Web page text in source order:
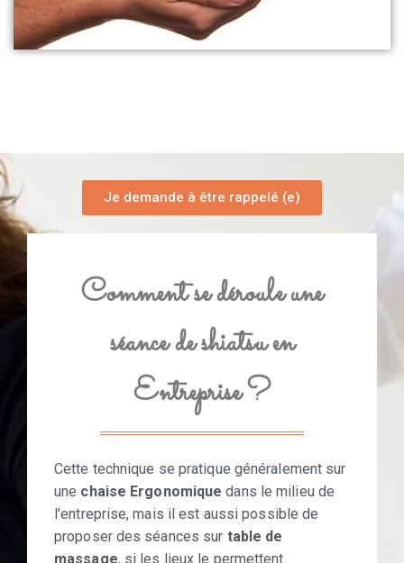
Je demande à être rappelé (e)
Comment se déroule une
séance de shiatsu en
Entreprise ?
Cette technique se pratique généralement sur
une chaise Ergonomique dans le milieu de
l’entreprise, mais il est aussi possible de
proposer des séances sur table de
massage, si les lieux le permettent.